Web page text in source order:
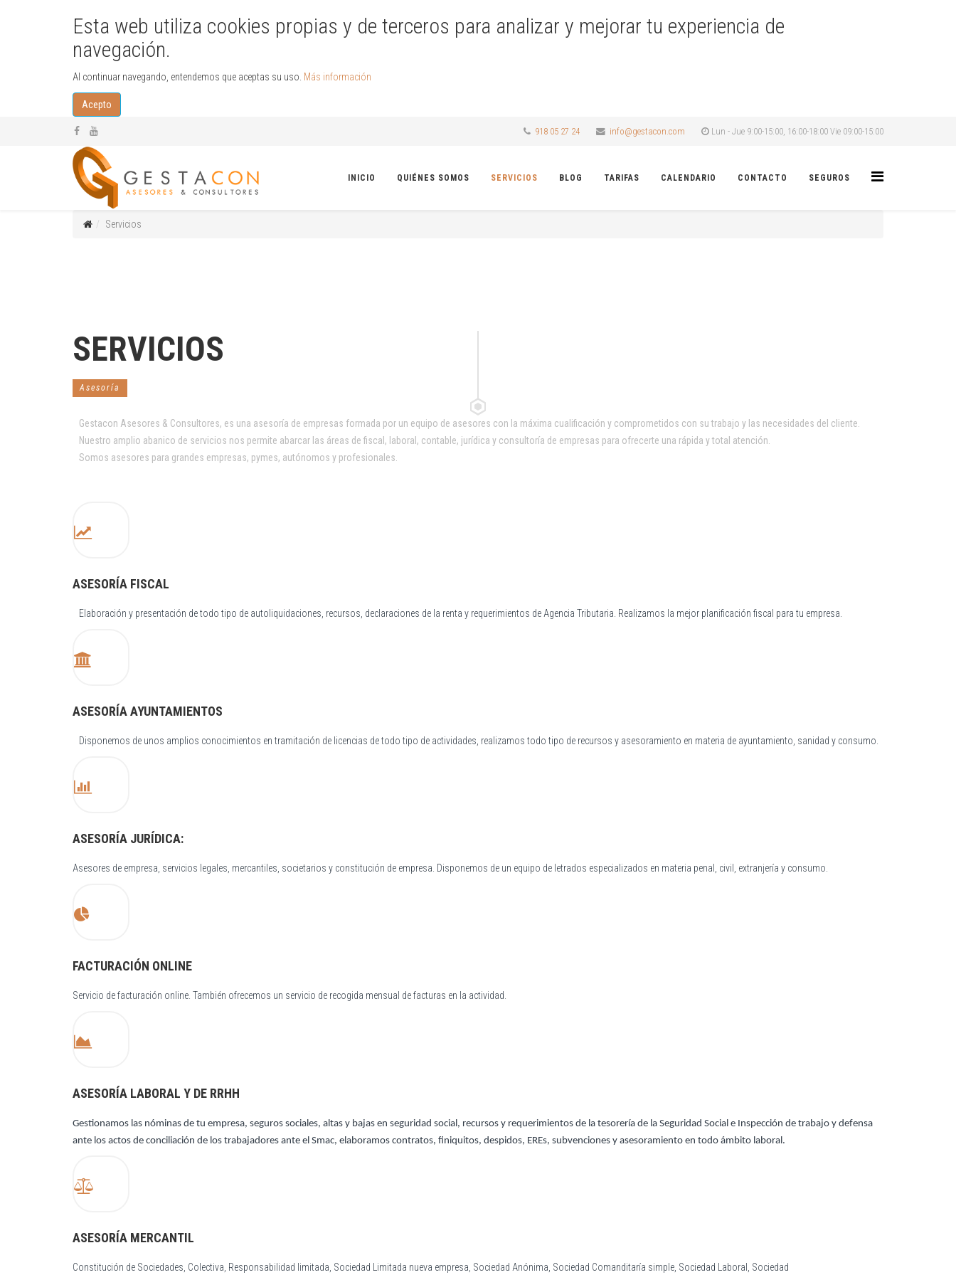
Esta web utiliza cookies propias y de terceros para analizar y mejorar tu experiencia de
navegación.
Al continuar navegando, entendemos que aceptas su uso. Más información
Acepto
918 05 27 24 info@gestacon.com Lun - Jue 9:00-15:00, 16:00-18:00 Vie 09:00-15:00
INICIO QUIÉNES SOMOS SERVICIOS BLOG TARIFAS CALENDARIO CONTACTO SEGUROS
Servicios
SERVICIOS
Asesoría
Gestacon Asesores & Consultores, es una asesoría de empresas formada por un equipo de asesores con la máxima cualificación y comprometidos con su trabajo y las necesidades del cliente.
Nuestro amplio abanico de servicios nos permite abarcar las áreas de fiscal, laboral, contable, jurídica y consultoría de empresas para ofrecerte una rápida y total atención.
Somos asesores para grandes empresas, pymes, autónomos y profesionales.
ASESORÍA FISCAL
Elaboración y presentación de todo tipo de autoliquidaciones, recursos, declaraciones de la renta y requerimientos de Agencia Tributaria. Realizamos la mejor planificación fiscal para tu empresa.
ASESORÍA AYUNTAMIENTOS
Disponemos de unos amplios conocimientos en tramitación de licencias de todo tipo de actividades, realizamos todo tipo de recursos y asesoramiento en materia de ayuntamiento, sanidad y consumo.
ASESORÍA JURÍDICA:
Asesores de empresa, servicios legales, mercantiles, societarios y constitución de empresa. Disponemos de un equipo de letrados especializados en materia penal, civil, extranjería y consumo.
FACTURACIÓN ONLINE
Servicio de facturación online. También ofrecemos un servicio de recogida mensual de facturas en la actividad.
ASESORÍA LABORAL Y DE RRHH
Gestionamos las nóminas de tu empresa, seguros sociales, altas y bajas en seguridad social, recursos y requerimientos de la tesorería de la Seguridad Social e Inspección de trabajo y defensa
ante los actos de conciliación de los trabajadores ante el Smac, elaboramos contratos, finiquitos, despidos, EREs, subvenciones y asesoramiento en todo ámbito laboral.
ASESORÍA MERCANTIL
Constitución de Sociedades, Colectiva, Responsabilidad limitada, Sociedad Limitada nueva empresa, Sociedad Anónima, Sociedad Comanditaría simple, Sociedad Laboral, Sociedad